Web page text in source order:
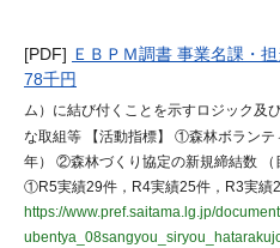
[PDF] ＥＢＰＭ調書 事業名課・
78千円
ム）に結び付くことを示すロジック
な取組等 【活動指標】 ①森林ボランテ
年） ②森林づくり協定の新規締結数 （
①R5実績29件，R4実績25件，R3実績
https://www.pref.saitama.lg.jp/